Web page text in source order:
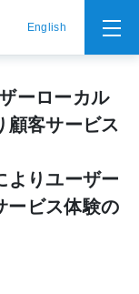
English
ーローカル
顧客サービス
よりユーザー
ービス体験の